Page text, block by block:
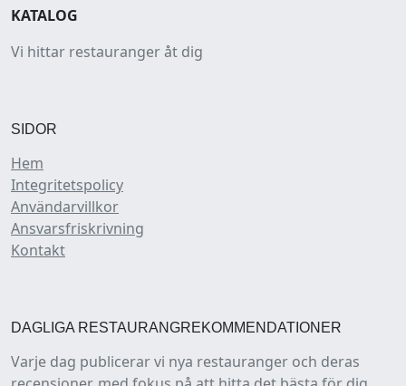
KATALOG
Vi hittar restauranger åt dig
SIDOR
Hem
Integritetspolicy
Användarvillkor
Ansvarsfriskrivning
Kontakt
DAGLIGA RESTAURANGREKOMMENDATIONER
Varje dag publicerar vi nya restauranger och deras